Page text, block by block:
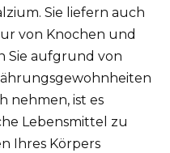
Sie liefern auch
von Knochen und
Sie aufgrund von
nehmen, ist es
Lebensmittel zu
Ihres Körpers